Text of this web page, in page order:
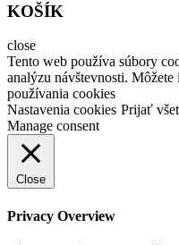
KOŠÍK
close
Tento web používa súbory
analýzu návštevnosti.
používania cookies
Nastavenia cookies Prijať
Manage consent
Close
Privacy Overview